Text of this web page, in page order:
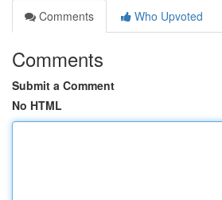
Comments
Who Upvoted
Comments
Submit a Comment
No HTML